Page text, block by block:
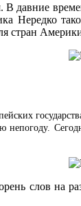
давние
Нередко
стран
слов на